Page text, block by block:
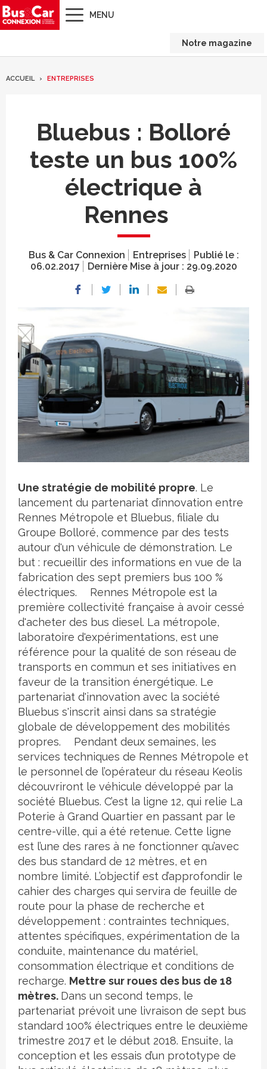
MENU
Notre magazine
ACCUEIL ENTREPRISES
Bluebus : Bolloré
teste un bus 100%
électrique à
Rennes
Bus & Car Connexion Entreprises
Publié le :
06.02.2017
Dernière Mise à jour : 29.09.2020
Crédit photo
Une stratégie de mobilité propre. Le
lancement du partenariat d’innovation entre
Rennes Métropole et Bluebus, filiale du
Groupe Bolloré, commence par des tests
autour d'un véhicule de démonstration. Le
but : recueillir des informations en vue de la
fabrication des sept premiers bus 100 %
électriques. Rennes Métropole est la
première collectivité française à avoir cessé
d'acheter des bus diesel. La métropole,
laboratoire d'expérimentations, est une
référence pour la qualité de son réseau de
transports en commun et ses initiatives en
faveur de la transition énergétique. Le
partenariat d'innovation avec la société
Bluebus s'inscrit ainsi dans sa stratégie
globale de développement des mobilités
propres. Pendant deux semaines, les
services techniques de Rennes Métropole et
le personnel de l’opérateur du réseau Keolis
découvriront le véhicule développé par la
société Bluebus. C’est la ligne 12, qui relie La
Poterie à Grand Quartier en passant par le
centre-ville, qui a été retenue. Cette ligne
est l’une des rares à ne fonctionner qu’avec
des bus standard de 12 mètres, et en
nombre limité. L’objectif est d’approfondir le
cahier des charges qui servira de feuille de
route pour la phase de recherche et
développement : contraintes techniques,
attentes spécifiques, expérimentation de la
conduite, maintenance du matériel,
consommation électrique et conditions de
recharge. Mettre sur roues des bus de 18
mètres. Dans un second temps, le
partenariat prévoit une livraison de sept bus
standard 100% électriques entre le deuxième
trimestre 2017 et le début 2018. Ensuite, la
conception et les essais d’un prototype de